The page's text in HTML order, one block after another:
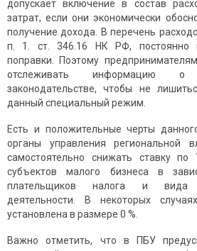
допускает включение в состав
затрат, если они экономически
получение дохода. В перечень
п. 1. ст. 346.16 НК РФ, постоянно
поправки. Поэтому
отслеживать информацию о
законодательстве, чтобы не
данный специальный режим.
Есть и положительные черты
органы управления региональной
самостоятельно снижать ставку
субъектов малого бизнеса в
плательщиков налога и вида
деятельности. В некоторых
установлена в размере 0 %.
Важно отметить, что в ПБУ